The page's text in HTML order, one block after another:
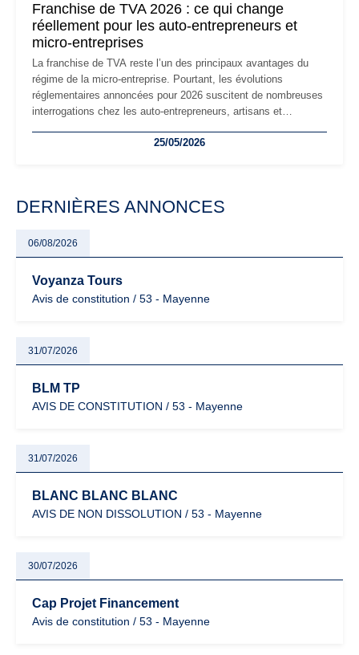
Franchise de TVA 2026 : ce qui change
réellement pour les auto-entrepreneurs et
micro-entreprises
La franchise de TVA reste l’un des principaux avantages du
régime de la micro-entreprise. Pourtant, les évolutions
réglementaires annoncées pour 2026 suscitent de nombreuses
interrogations chez les auto-entrepreneurs, artisans et
facturation ou risque de bascule vers la TVA : les règles
25/05/2026
DERNIÈRES ANNONCES
06/08/2026
Voyanza Tours
Avis de constitution / 53 - Mayenne
31/07/2026
BLM TP
AVIS DE CONSTITUTION / 53 - Mayenne
31/07/2026
BLANC BLANC BLANC
AVIS DE NON DISSOLUTION / 53 - Mayenne
30/07/2026
Cap Projet Financement
Avis de constitution / 53 - Mayenne